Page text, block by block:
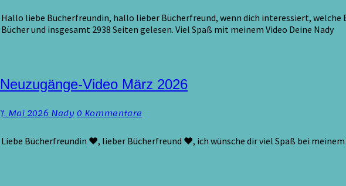
Hallo liebe Bücherfreundin, hallo lieber Bücherfreund, wenn dich interessiert, welche
Bücher und insgesamt 2938 Seiten gelesen. Viel Spaß mit meinem Video Deine Nady
Neuzugänge-
Video
2026
Neuzugänge-Video März 2026
7. Mai 2026NadyKommentare
0 Kommentare
Liebe Bücherfreundin ♥, lieber Bücherfreund ♥, ich wünsche dir viel Spaß bei